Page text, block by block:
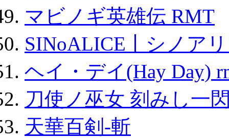
マビノギ英雄伝 RMT
SINoALICE丨シノア
ヘイ・デイ(Hay Day)
刀使ノ巫女 刻みし一
天華百剣-斬